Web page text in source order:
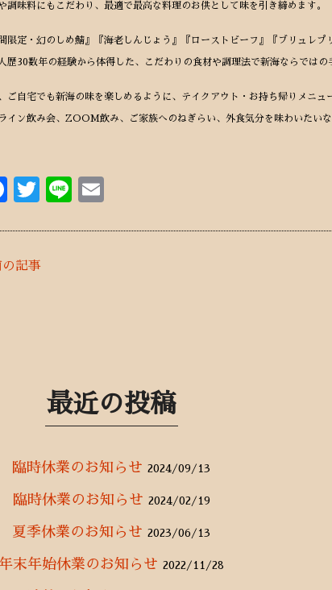
調味料にもこだわり、最適で最高な料理のお供として味を引き締めます。
間限定・幻のしめ鯖』『海老しんじょう』『ローストビーフ』『ブリュレ
歴30数年の経験から体得した、こだわりの食材や調理法で新海ならではの
ご自宅でも新海の味を楽しめるように、テイクアウト・お持ち帰りメニュ
イン飲み会、ZOOM飲み、ご家族へのねぎらい、外食気分を味わいたい
F
b
T
te
Li
の記事
最近の投稿
臨時休業のお知らせ 2024/09/13
臨時休業のお知らせ 2024/02/19
夏季休業のお知らせ 2023/06/13
年末年始休業のお知らせ 2022/11/28